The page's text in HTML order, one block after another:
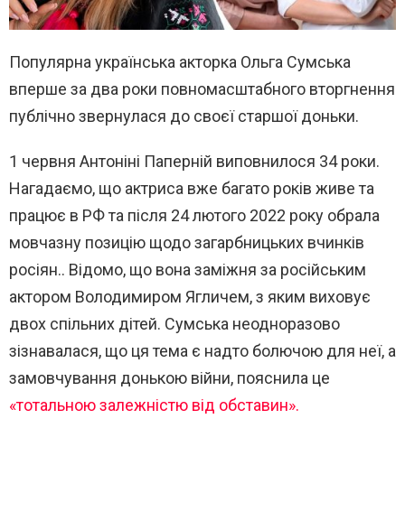
Популярна українська акторка Ольга Сумська
вперше за два роки повномасштабного вторгнення
публічно звернулася до своєї старшої доньки.
1 червня Антоніні Паперній виповнилося 34 роки.
Нагадаємо, що актриса вже багато років живе та
працює в РФ та після 24 лютого 2022 року обрала
мовчазну позицію щодо загарбницьких вчинків
росіян.. Відомо, що вона заміжня за російським
актором Володимиром Ягличем, з яким виховує
двох спільних дітей. Сумська неодноразово
зізнавалася, що ця тема є надто болючою для неї, а
замовчування донькою війни, пояснила це
«тотальною залежністю від обставин».